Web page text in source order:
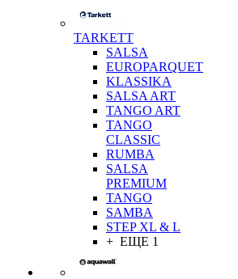
TARKETT
SALSA
EUROPARQUET
KLASSIKA
SALSA ART
TANGO ART
TANGO
CLASSIC
RUMBA
SALSA
PREMIUM
TANGO
SAMBA
STEP XL & L
+ ЕЩЕ 1